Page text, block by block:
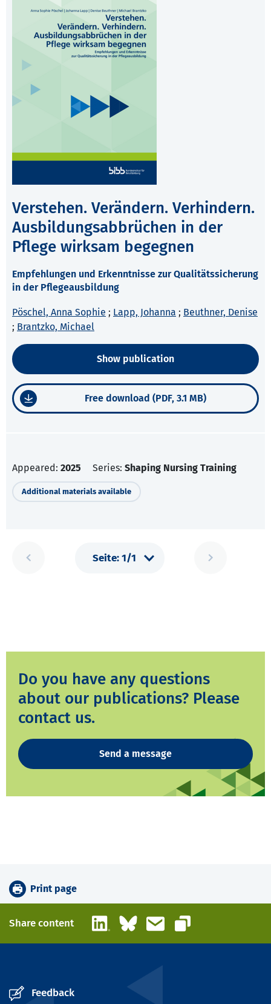
Verstehen. Verändern. Verhindern.
Ausbildungsabbrüchen in der
Pflege wirksam begegnen
Empfehlungen und Erkenntnisse zur Qualitätssicherung
in der Pflegeausbildung
Pöschel, Anna Sophie ; Lapp, Johanna ; Beuthner, Denise
; Brantzko, Michael
Show publication
Free download (PDF, 3.1 MB)
Appeared: 2025 Series: Shaping Nursing Training
Additional materials available
Do you have any questions
about our publications? Please
contact us.
Send a message
Print page
Share content LinkedInBlueskyEmail
Copy link
Feedback